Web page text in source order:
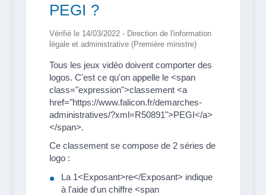
PEGI ?
Vérifié le 14/03/2022 - Direction de l'information
légale et administrative (Première ministre)
Tous les jeux vidéo doivent comporter des
logos. C'est ce qu'on appelle le <span
class="expression">classement <a
href="https://www.falicon.fr/demarches-
administratives/?xml=R50891">PEGI</a>
</span>.
Ce classement se compose de 2 séries de
logo :
La 1<Exposant>re</Exposant> indique
à l'aide d'un chiffre <span